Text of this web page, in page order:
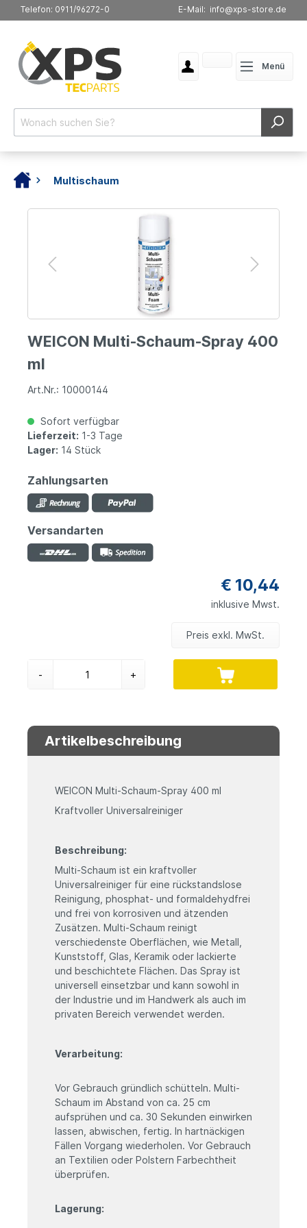
Telefon: 0911/96272-0 E-Mail: info@xps-store.de
Menü
Multischaum
WEICON Multi-Schaum-Spray 400
ml
Art.Nr.: 10000144
Sofort verfügbar
Lieferzeit: 1-3 Tage
Lager: 14 Stück
Zahlungsarten
Versandarten
€ 10,44
inklusive Mwst.
Preis exkl. MwSt.
- +
Artikelbeschreibung
WEICON Multi-Schaum-Spray 400 ml
Kraftvoller Universalreiniger
Beschreibung:
Multi-Schaum ist ein kraftvoller
Universalreiniger für eine rückstandslose
Reinigung, phosphat- und formaldehydfrei
und frei von korrosiven und ätzenden
Zusätzen. Multi-Schaum reinigt
verschiedenste Oberflächen, wie Metall,
Kunststoff, Glas, Keramik oder lackierte
und beschichtete Flächen. Das Spray ist
universell einsetzbar und kann sowohl in
der Industrie und im Handwerk als auch im
privaten Bereich verwendet werden.
Verarbeitung:
Vor Gebrauch gründlich schütteln. Multi-
Schaum im Abstand von ca. 25 cm
aufsprühen und ca. 30 Sekunden einwirken
lassen, abwischen, fertig. In hartnäckigen
Fällen Vorgang wiederholen. Vor Gebrauch
an Textilien oder Polstern Farbechtheit
überprüfen.
Lagerung: